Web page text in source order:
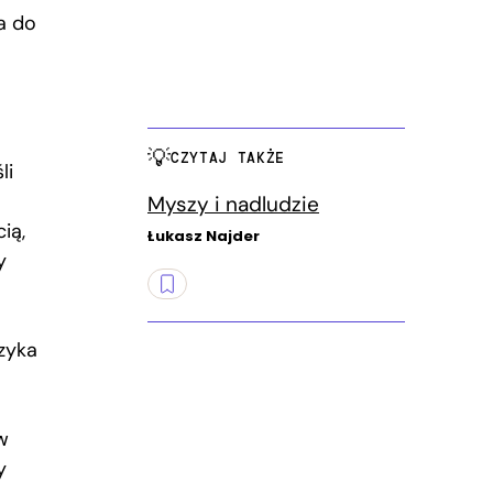
do
CZYTAJ TAKŻE
Myszy i nadludzie
Łukasz Najder